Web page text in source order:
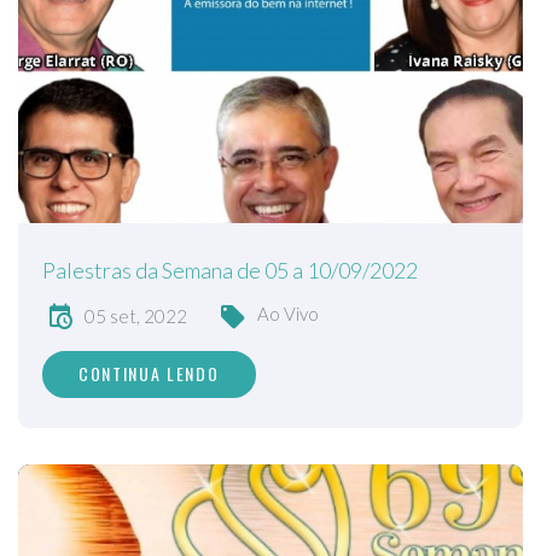
Palestras da Semana de 05 a 10/09/2022
05 set, 2022 Ao Vivo
CONTINUA LENDO